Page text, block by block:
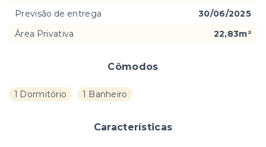
Cômodos
1 Dormitório 1 Banheiro
Características
Previsão de entrega
30/06/2025
Área Privativa
22,83m²